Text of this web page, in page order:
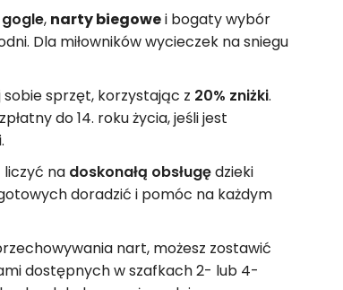
, narty biegowei bogaty wybór
Dla miłowników wycieczek na sniegu
sobie sprzęt, korzystając z 20% zniżki.
do 14. roku życia, jeśli jest
liczyć na doskonałą obsługędzieki
doradzić i pomóc na każdym
nart, możesz zostawić
dostępnych w szafkach 2- lub 4-